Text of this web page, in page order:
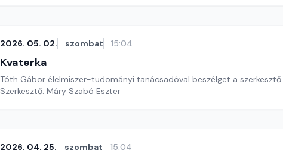
2026. 05. 02. szombat 15:04
Kvaterka
Tóth Gábor élelmiszer-tudományi tanácsadóval beszélget a szerkesztő.
Szerkesztő: Máry Szabó Eszter
2026. 04. 25. szombat 15:04